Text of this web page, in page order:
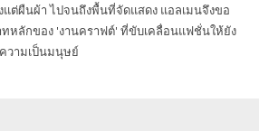
ต่ผืนผ้า ไปจนถึงพื้นที่จัดแสดง แอลเมนจึงขอ
หลักของ 'งานคราฟต์' ที่ขับเคลื่อนแฟชั่นให้ยัง
วามเป็นมนุษย์